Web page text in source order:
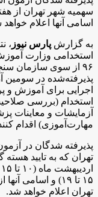
سهمیه شهر تهران از
اسامی آنها اعلام
به گزارش پارس نیوز ،
۹۶ از سوی سازمان
پذیرفته‌شده در سومین
اجرایی برای آموزش و
استخدام (بررسی
آزمایشات و معاینات
مهارت‌آموزی) اقدام
پذیرفته شدگان در
تهران که به تایید هسته
۱۵ تا ۱۹) و
تهران اعلام خواهد شد.